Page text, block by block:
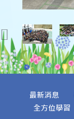
最新消息
全方位學習